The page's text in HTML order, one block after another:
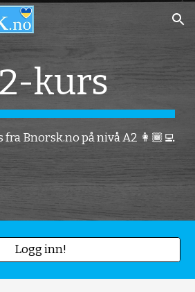
Skip to navigation
2-kurs
Bnorsk.no på nivå A2 👩🏾‍💻
Logg inn!